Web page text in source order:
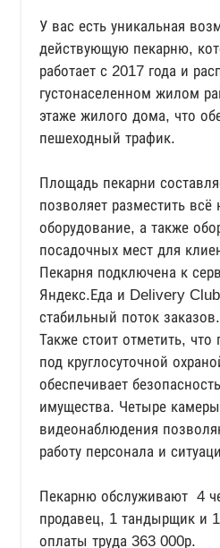
У вас есть уникальная
действующую пекарню,
работает с 2017 года и
густонаселенном жилом
этаже жилого дома, что
пешеходный трафик.
Площадь пекарни
позволяет разместить всё
оборудование, а также
посадочных мест для
Пекарня подключена к
Яндекс.Еда и Delivery
стабильный поток заказов.
Также стоит отметить, что
под круглосуточной
обеспечивает
имущества. Четыре
видеонаблюдения
работу персонала и
Пекарню обслуживают 4
продавец, 1 тандырщик и
оплаты труда 363 000р.